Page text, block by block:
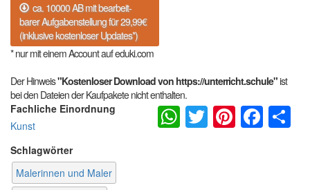
ca. 10000 AB mit bearbeit-
barer Aufgabenstellung für 29,99€
(inklusive kostenloser Updates*)
* nur mit einem Account auf eduki.com
Der Hinweis"Kostenloser Download von https://unterricht.schule"ist
bei den Dateien der Kaufpakete nicht enthalten.
Fachliche Einordnung
Kunst
Schlagwörter
Malerinnen und Maler
WhatsApp
Twitter